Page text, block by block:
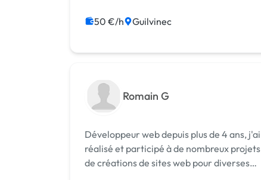
50 €/h Guilvinec
Romain G
Développeur web depuis plus de 4 ans, j'ai
réalisé et participé à de nombreux projets
de créations de sites web pour diverses